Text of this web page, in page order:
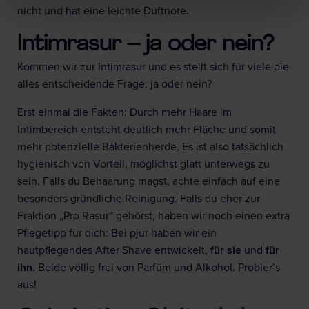
nicht und hat eine leichte Duftnote.
Intimrasur – ja oder nein?
Kommen wir zur Intimrasur und es stellt sich für viele die
alles entscheidende Frage: ja oder nein?
Erst einmal die Fakten: Durch mehr Haare im
Intimbereich entsteht deutlich mehr Fläche und somit
mehr potenzielle Bakterienherde. Es ist also tatsächlich
hygienisch von Vorteil, möglichst glatt unterwegs zu
sein. Falls du Behaarung magst, achte einfach auf eine
besonders gründliche Reinigung. Falls du eher zur
Fraktion „Pro Rasur“ gehörst, haben wir noch einen extra
Pflegetipp für dich: Bei pjur haben wir ein
hautpflegendes After Shave entwickelt, für sie und für
ihn. Beide völlig frei von Parfüm und Alkohol. Probier’s
aus!